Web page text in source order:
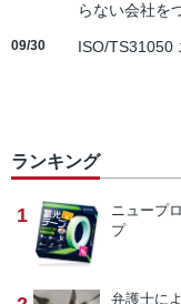
らない会社を
09/30 ISO/TS31050
ランキング
1 ニュープ
プ
弁護士に